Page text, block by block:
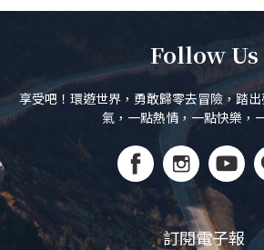
Follow Us
享受吧！環遊世界，勇敢歸零去冒險，踏
氣，一點熱情，一點快樂，
訂閱電子報